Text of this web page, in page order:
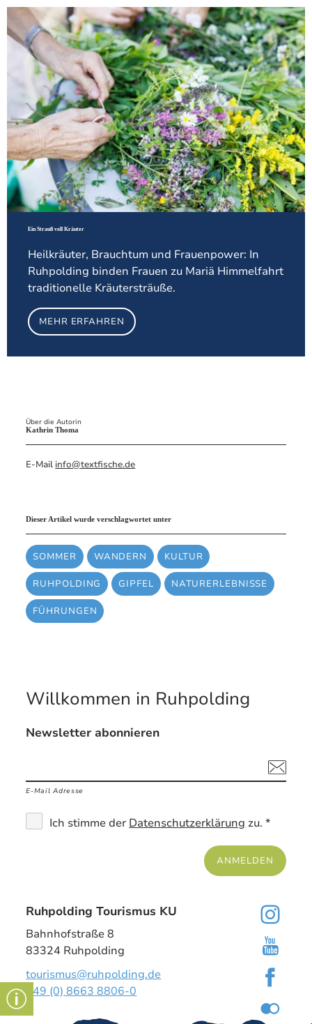
Ein Strauß voll Kräuter
Heilkräuter, Brauchtum und Frauenpower: In
Ruhpolding binden Frauen zu Mariä Himmelfahrt
traditionelle Kräutersträuße.
MEHR ERFAHREN
Dieser Artikel wurde verschlagwortet unter
SOMMER WANDERN KULTUR
RUHPOLDING GIPFEL NATURERLEBNISSE
FÜHRUNGEN
Über die Autorin
Kathrin Thoma
E-Mail info@textfische.de
Willkommen in Ruhpolding
Newsletter abonnieren
E-Mail Adresse
Ich stimme der Datenschutzerklärung zu. *
ANMELDEN
Ruhpolding Tourismus KU
Bahnhofstraße 8
83324 Ruhpolding
tourismus@ruhpolding.de
+49 (0) 8663 8806-0